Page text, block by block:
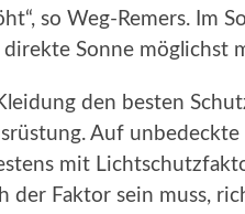
so Weg-Remers. Im
Sonne möglichst
den besten
Auf
mit
der Faktor sein muss,